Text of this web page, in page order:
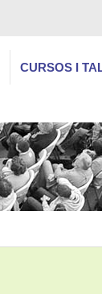
CURSOS I